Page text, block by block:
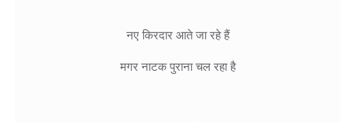
नए किरदार आते जा रहे हैं
मगर नाटक पुराना चल रहा है